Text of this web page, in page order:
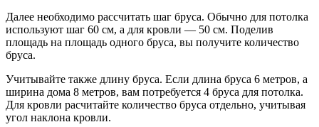
Далее необходимо рассчитать шаг бруса. Обычно для потолка
используют шаг 60 см, а для кровли — 50 см. Поделив
площадь на площадь одного бруса, вы получите количество
бруса.
Учитывайте также длину бруса. Если длина бруса 6 метров, а
ширина дома 8 метров, вам потребуется 4 бруса для потолка.
Для кровли расчитайте количество бруса отдельно, учитывая
угол наклона кровли.